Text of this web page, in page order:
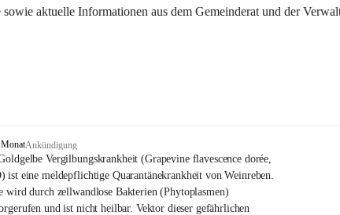
aktuelle Informationen aus dem Gemeinderat und der
Ankündigung
Vergilbungskrankheit (Grapevine flavescence dorée,
ist eine meldepflichtige Quarantänekrankheit von Weinreben.
wird durch zellwandlose Bakterien (Phytoplasmen)
und ist nicht heilbar. Vektor dieser gefährlichen